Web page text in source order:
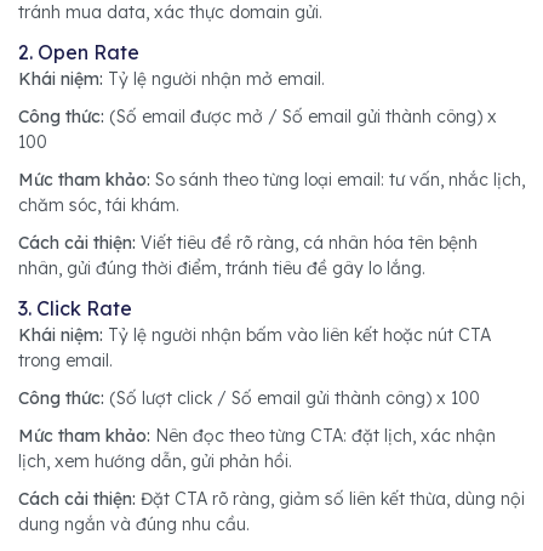
tránh mua data, xác thực domain gửi.
2. Open Rate
Khái niệm: Tỷ lệ người nhận mở email.
Công thức: (Số email được mở / Số email gửi thành công) x
100
Mức tham khảo: So sánh theo từng loại email: tư vấn, nhắc lịch,
chăm sóc, tái khám.
Cách cải thiện: Viết tiêu đề rõ ràng, cá nhân hóa tên bệnh
nhân, gửi đúng thời điểm, tránh tiêu đề gây lo lắng.
3. Click Rate
Khái niệm: Tỷ lệ người nhận bấm vào liên kết hoặc nút CTA
trong email.
Công thức: (Số lượt click / Số email gửi thành công) x 100
Mức tham khảo: Nên đọc theo từng CTA: đặt lịch, xác nhận
lịch, xem hướng dẫn, gửi phản hồi.
Cách cải thiện: Đặt CTA rõ ràng, giảm số liên kết thừa, dùng nội
dung ngắn và đúng nhu cầu.